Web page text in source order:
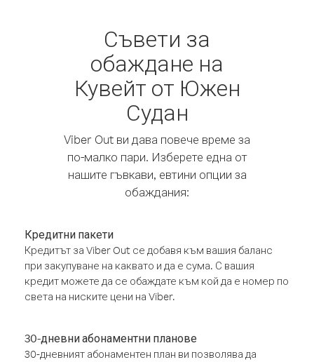
Съвети за
обаждане на
Кувейт от Южен
Судан
Viber Out ви дава повече време за
по-малко пари. Изберете една от
нашите гъвкави, евтини опции за
обаждания:
Кредитни пакети
Кредитът за Viber Out се добавя към вашия баланс
при закупуване на каквато и да е сума. С вашия
кредит можете да се обаждате към кой да е номер по
света на ниските цени на Viber.
30-дневни абонаментни планове
30-дневният абонаментен план ви позволява да